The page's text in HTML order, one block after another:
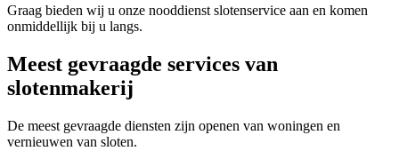
Graag bieden wij u onze nooddienst slotenservice aan en komen
onmiddellijk bij u langs.
Meest gevraagde services van
slotenmakerij
De meest gevraagde diensten zijn openen van woningen en
vernieuwen van sloten.